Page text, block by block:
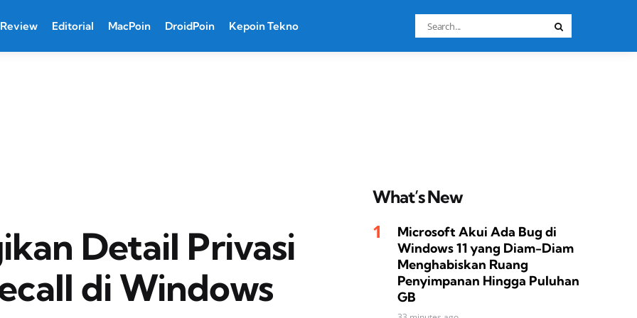
Review Editorial MacPoin DroidPoin Kepoin Tekno
Search
for:
Detail Privasi
di Windows
What’s New
Microsoft Akui Ada Bug di
Windows 11 yang Diam-Diam
Menghabiskan Ruang
Penyimpanan Hingga Puluhan
GB